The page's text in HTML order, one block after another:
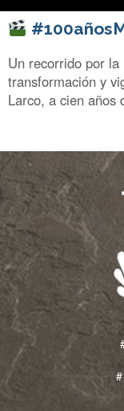
Un recorrido por la
transformación y
Larco, a cien años